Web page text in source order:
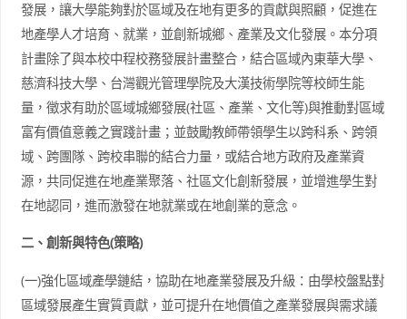
發展，讓大學能夠對於區域及在地有更多的貢獻與照顧，促進在
地產學人才培育、就業，並創新城鄉、產業及文化發展。本分項
計畫除了與本校中程校務發展計畫整合，結合區域內東華大學、
慈濟科技大學、台灣觀光管理學院及大漢技術學院等校師生能
量，徵求有助於區域城鄉發展(社區、產業、文化等)與推動對區域
富有價值意義之實踐計畫；並鼓勵教師帶領學生以跨科系、跨領
域、跨團隊、跨校串聯的結合力量，或結合地方政府及產業資
源，共同促進在地產業聚落、社區文化創新發展，並增進學生對
在地認同，進而激發在地就業或在地創業的意念。
二、創新與特色(策略)
(一)強化區域產學鏈結，協助在地產業發展及升級：由學校盤點對
區域發展產生實質貢獻，並可提升在地價值之產業發展與需求議